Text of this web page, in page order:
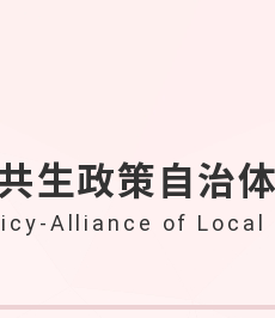
生政策自治
Alliance of Local